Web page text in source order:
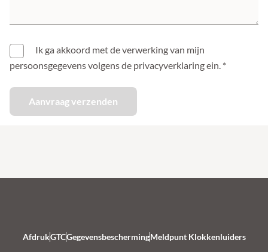
Ik ga akkoord met de verwerking van mijn
persoonsgegevens volgens de privacyverklaringein.
Aanvraag verzenden
AfdrukGTCGegevensbeschermingMeldpunt Klokkenluiders